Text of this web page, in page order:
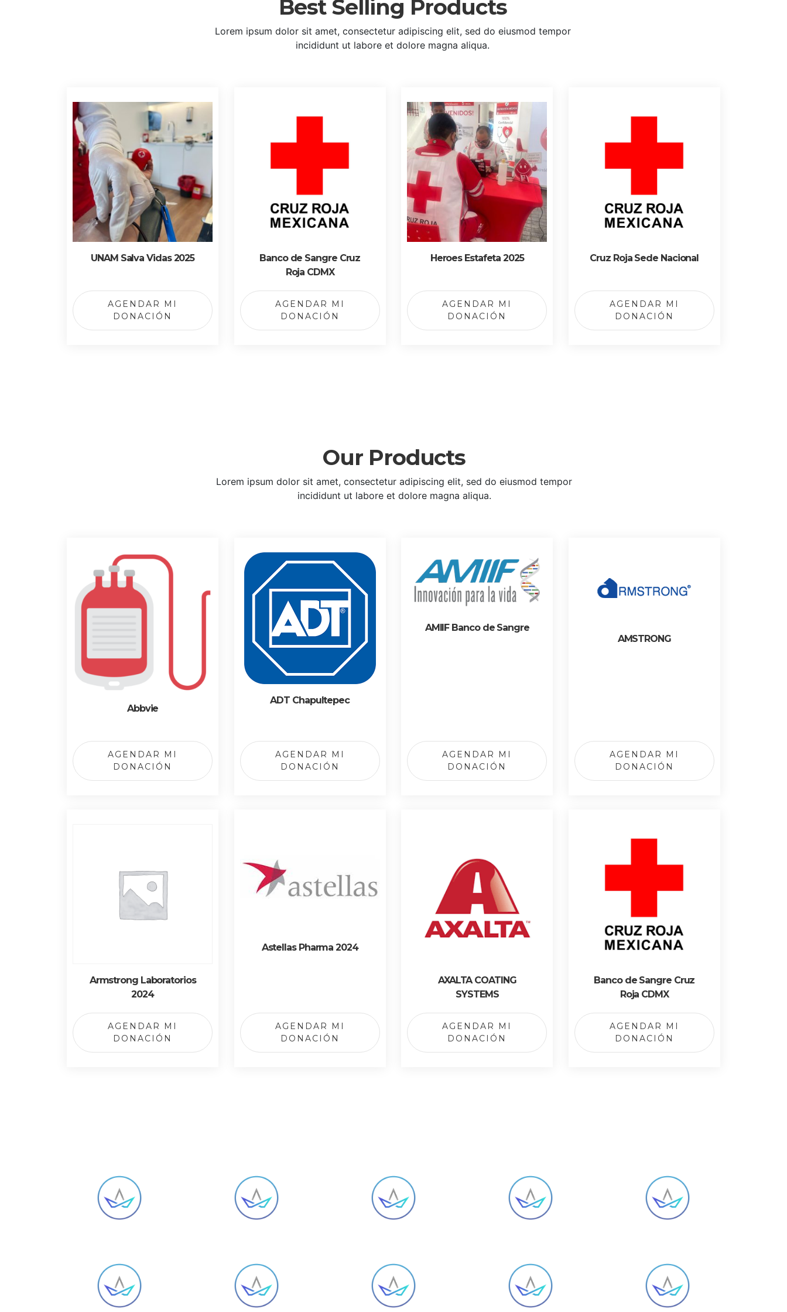
Best Selling Products
Lorem ipsum dolor sit amet, consectetur adipiscing elit, sed do eiusmod tempor
incididunt ut labore et dolore magna aliqua.
UNAM Salva Vidas 2025
AGENDAR MI
DONACIÓN
Banco de Sangre Cruz
Roja CDMX
AGENDAR MI
DONACIÓN
Heroes Estafeta 2025
AGENDAR MI
DONACIÓN
Cruz Roja Sede Nacional
AGENDAR MI
DONACIÓN
Our Products
Lorem ipsum dolor sit amet, consectetur adipiscing elit, sed do eiusmod tempor
incididunt ut labore et dolore magna aliqua.
Abbvie
AGENDAR MI
DONACIÓN
ADT Chapultepec
AGENDAR MI
DONACIÓN
AMIIF Banco de Sangre
AGENDAR MI
DONACIÓN
AMSTRONG
AGENDAR MI
DONACIÓN
Armstrong Laboratorios
2024
AGENDAR MI
DONACIÓN
Astellas Pharma 2024
AGENDAR MI
DONACIÓN
AXALTA COATING
SYSTEMS
AGENDAR MI
DONACIÓN
Banco de Sangre Cruz
Roja CDMX
AGENDAR MI
DONACIÓN